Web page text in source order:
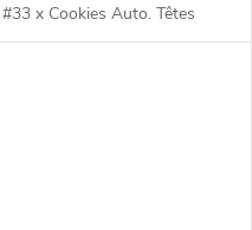
#33 x Cookies Auto. Têtes
denses et résineuses aux